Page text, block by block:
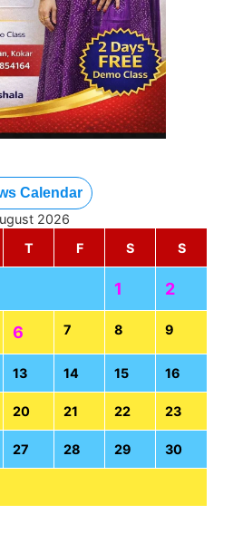
Calendar
2026
T F S S
1 2
6 7 8 9
13 14 15 16
20 21 22 23
27 28 29 30